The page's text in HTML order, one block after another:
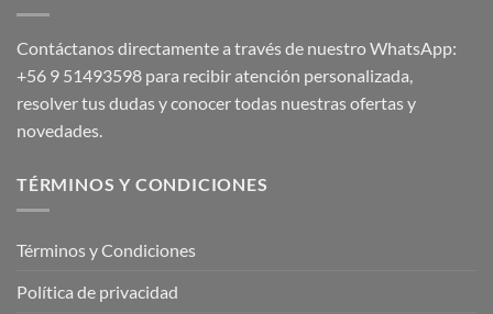
Contáctanos directamente a través de nuestro WhatsApp:
+56 9 51493598 para recibir atención personalizada,
resolver tus dudas y conocer todas nuestras ofertas y
novedades.
TÉRMINOS Y CONDICIONES
Términos y Condiciones
Política de privacidad